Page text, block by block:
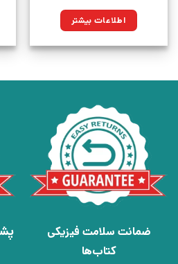
اطلاعات بیشتر
ضمانت سلامت فیزیکی
کتاب‌ها